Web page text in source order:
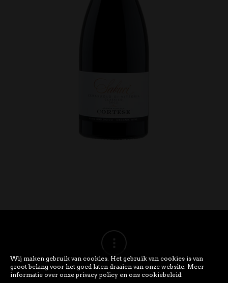
Wij maken gebruik van cookies. Het gebruik van cookies is van
groot belang voor het goed laten draaien van onze website. Meer
informatie over onze privacy policy en ons cookiebeleid: